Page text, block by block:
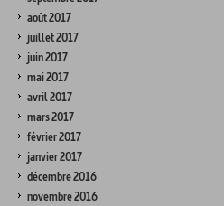
août 2017
juillet 2017
juin 2017
mai 2017
avril 2017
mars 2017
février 2017
janvier 2017
décembre 2016
novembre 2016